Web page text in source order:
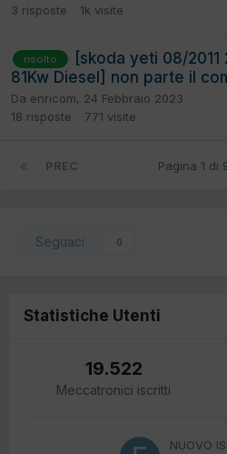
3 risposte 1k visite
risolto
[skoda yeti 08/
81Kw Diesel] non parte il
Da enricom, 24 Febbraio 2023
18 risposte 771 visite
PREC Pagina 1 di
Seguaci 0
Statistiche Utenti
19.522
Meccatronici iscritti
NUOVO